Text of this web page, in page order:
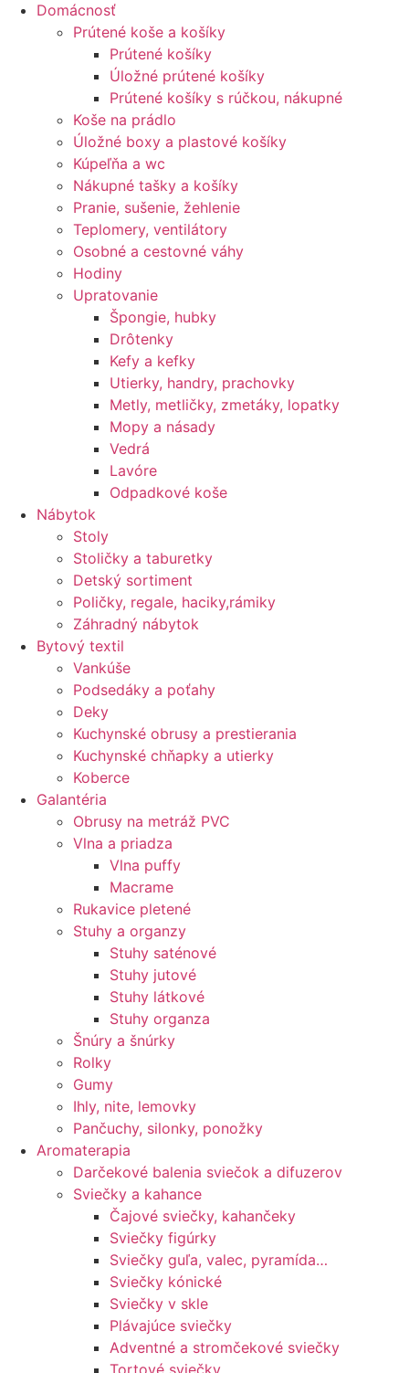
Domácnosť
Prútené koše a košíky
Prútené košíky
Úložné prútené košíky
Prútené košíky s rúčkou, nákupné
Koše na prádlo
Úložné boxy a plastové košíky
Kúpeľňa a wc
Nákupné tašky a košíky
Pranie, sušenie, žehlenie
Teplomery, ventilátory
Osobné a cestovné váhy
Hodiny
Upratovanie
Špongie, hubky
Drôtenky
Kefy a kefky
Utierky, handry, prachovky
Metly, metličky, zmetáky, lopatky
Mopy a násady
Vedrá
Lavóre
Odpadkové koše
Nábytok
Stoly
Stoličky a taburetky
Detský sortiment
Poličky, regale, haciky,rámiky
Záhradný nábytok
Bytový textil
Vankúše
Podsedáky a poťahy
Deky
Kuchynské obrusy a prestierania
Kuchynské chňapky a utierky
Koberce
Galantéria
Obrusy na metráž PVC
Vlna a priadza
Vlna puffy
Macrame
Rukavice pletené
Stuhy a organzy
Stuhy saténové
Stuhy jutové
Stuhy látkové
Stuhy organza
Šnúry a šnúrky
Rolky
Gumy
Ihly, nite, lemovky
Pančuchy, silonky, ponožky
Aromaterapia
Darčekové balenia sviečok a difuzerov
Sviečky a kahance
Čajové sviečky, kahančeky
Sviečky figúrky
Sviečky guľa, valec, pyramída…
Sviečky kónické
Sviečky v skle
Plávajúce sviečky
Adventné a stromčekové sviečky